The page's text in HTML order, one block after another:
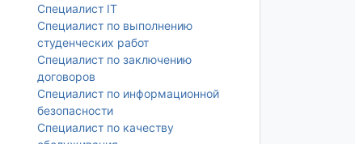
Специалист IT
Специалист по выполнению
студенческих работ
Специалист по заключению
договоров
Специалист по информационной
безопасности
Специалист по качеству